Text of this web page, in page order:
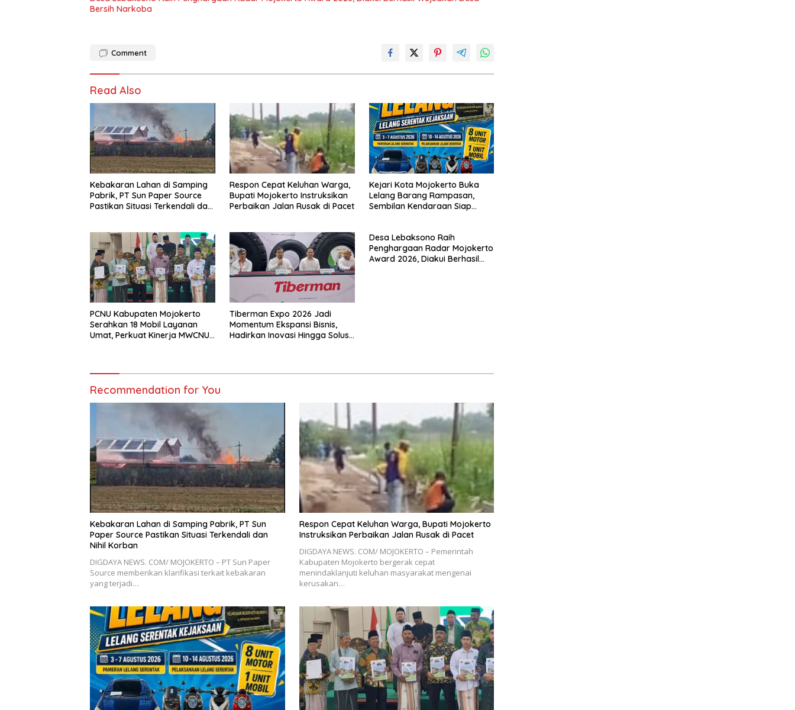
Bersih Narkoba
Comment
Read Also
Kebakaran Lahan di Samping
Pabrik, PT Sun Paper Source
Pastikan Situasi Terkendali dan
Respon Cepat Keluhan Warga,
Bupati Mojokerto Instruksikan
Perbaikan Jalan Rusak di Pacet
Kejari Kota Mojokerto Buka
Lelang Barang Rampasan,
Sembilan Kendaraan Siap
PCNU Kabupaten Mojokerto
Serahkan 18 Mobil Layanan
Umat, Perkuat Kinerja MWCNU
Tiberman Expo 2026 Jadi
Momentum Ekspansi Bisnis,
Hadirkan Inovasi Hingga Solusi
Desa Lebaksono Raih
Penghargaan Radar Mojokerto
Award 2026, Diakui Berhasil
Recommendation for You
Kebakaran Lahan di Samping Pabrik, PT Sun
Paper Source Pastikan Situasi Terkendali dan
Nihil Korban
DIGDAYA NEWS. COM/ MOJOKERTO – PT Sun Paper
Source memberikan klarifikasi terkait kebakaran
yang terjadi…
Respon Cepat Keluhan Warga, Bupati Mojokerto
Instruksikan Perbaikan Jalan Rusak di Pacet
DIGDAYA NEWS. COM/ MOJOKERTO – Pemerintah
Kabupaten Mojokerto bergerak cepat
menindaklanjuti keluhan masyarakat mengenai
kerusakan…